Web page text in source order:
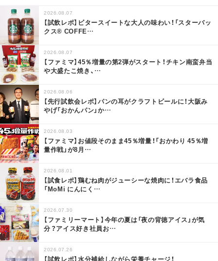
2026.08.07
【試飲レポ】ビタースイートな大人の味わい！「スターバッ
クス® COFFE…
2026.08.07
【ファミマ】45％増量の第2弾がスタート！チキン南蛮弁当
や大盛たこ焼き、 …
2026.08.06
【先行試飲会レポ】パンの耳がクラフトビールに！大阪み
やげ「おかんパン」か…
2026.08.03
【ファミマ】お値段そのまま45％増量！「おかわり 45％増
量作戦」が8月 …
2026.08.01
【試食レポ】鶏むね肉がジューシーな焼肉に！エバラ食品
「MoMi にんにく …
2026.07.30
【ファミリーマート】今年の夏は「夜の背徳アイス」が気
分？アイス好き社員お…
2026.07.26
【試飲レポ】水分補給しながら栄養チャージ！